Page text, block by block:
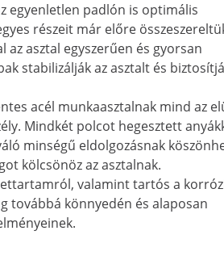
egyenletlen padlón is optimális
részeit már előre
asztal egyszerűen és gyorsan
stabilizálják az asztalt és
acél munkaasztalnak mind az
Mindkét polcot hegesztett
minségű eldolgozásnak
kölcsönöz az asztalnak.
valamint tartós a
továbbá könnyedén és alaposan